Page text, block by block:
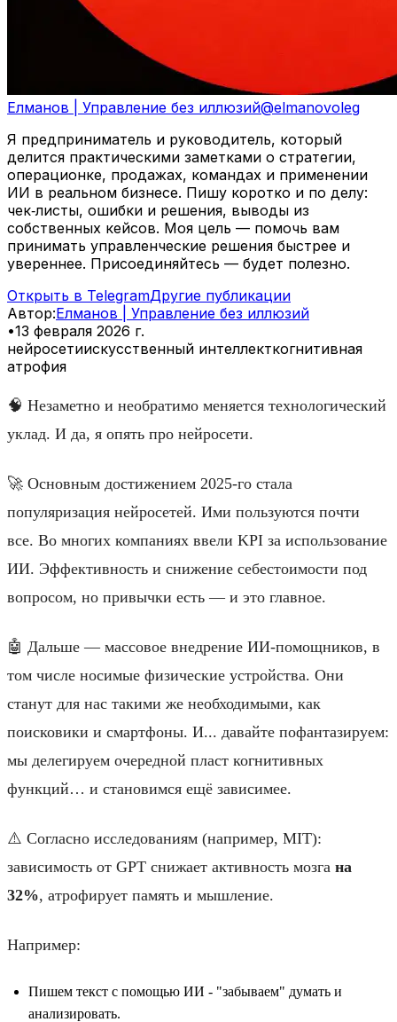
Елманов | Управление без иллюзий@elmanovoleg
Я предприниматель и руководитель, который
делится практическими заметками о стратегии,
операционке, продажах, командах и применении
ИИ в реальном бизнесе. Пишу коротко и по делу:
чек‑листы, ошибки и решения, выводы из
собственных кейсов. Моя цель — помочь вам
принимать управленческие решения быстрее и
увереннее. Присоединяйтесь — будет полезно.
Открыть в TelegramДругие публикации
Автор:Елманов | Управление без иллюзий
•13 февраля 2026 г.
нейросетиискусственный интеллекткогнитивная
атрофия
🧠 Незаметно и необратимо меняется технологический
уклад. И да, я опять про нейросети.
🚀 Основным достижением 2025-го стала
популяризация нейросетей. Ими пользуются почти
все. Во многих компаниях ввели KPI за использование
ИИ. Эффективность и снижение себестоимости под
вопросом, но привычки есть — и это главное.
🤖 Дальше — массовое внедрение ИИ-помощников, в
том числе носимые физические устройства. Они
станут для нас такими же необходимыми, как
поисковики и смартфоны. И... давайте пофантазируем:
мы делегируем очередной пласт когнитивных
функций… и становимся ещё зависимее.
⚠️ Согласно исследованиям (например, MIT):
зависимость от GPT снижает активность мозга на
32%, атрофирует память и мышление.
Например:
Пишем текст с помощью ИИ - "забываем" думать и
анализировать.